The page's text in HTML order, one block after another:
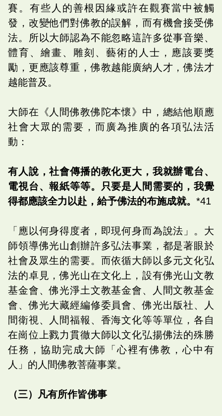
賽。有些人的善根因緣或許在觀賽當中被觸
發，改變他們對佛教的誤解，而有機會接受佛
法。所以大師認為不能忽略這許多從事音樂、
體育、繪畫、雕刻、藝術的人士，應該要獎
勵，更應該尊重，佛教越能廣納人才，佛法才
越能普及。
大師在《人間佛教佛陀本懷》中，總結他順應
社會大眾的需要，而廣為推廣的各項弘法活
動：
有人說，社會傳播的教化更大，我就辦電台、
電視台、報紙等等。只要是人間需要的，我覺
得都應該全力以赴，給予佛法的布施成就。 *41
「應以何身得度者，即現何身而為說法」。大
師領導佛光山創辦許多弘法事業，都是著眼於
社會及眾生的需要。而依循大師以多元文化弘
法的卓見，佛光山在文化上，設有佛光山文教
基金會、佛光淨土文教基金會、人間文教基金
會、佛光大藏經編修委員會、佛光出版社、人
間衛視、人間福報、香海文化等等單位，各自
在崗位上戮力貫徹大師以文化弘揚佛法的殊勝
任務，協助完成大師「心裡有佛教，心中有
人」的人間佛教菩薩事業。
（三）凡有所作皆佛事